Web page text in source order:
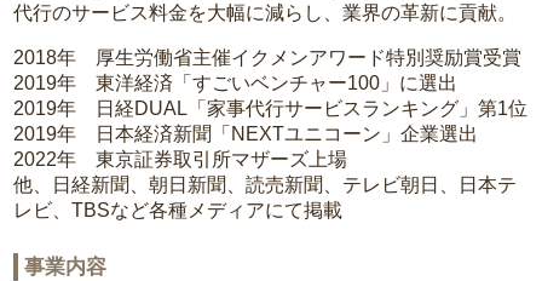
代行のサービス料金を大幅に減らし、業界の革新に貢献。
2018年 厚生労働省主催イクメンアワード特別奨励賞受賞
2019年 東洋経済「すごいベンチャー100」に選出
2019年 日経DUAL「家事代行サービスランキング」第1位
2019年 日本経済新聞「NEXTユニコーン」企業選出
2022年 東京証券取引所マザーズ上場
他、日経新聞、朝日新聞、読売新聞、テレビ朝日、日本テ
レビ、TBSなど各種メディアにて掲載
事業内容